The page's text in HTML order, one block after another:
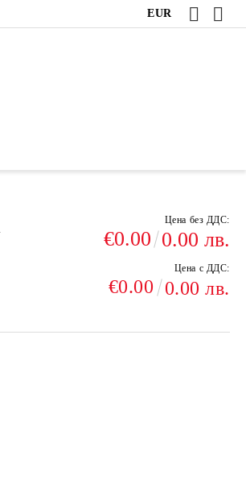
EUR
Цена без ДДС:
€0.00 0.00 лв.
Цена с ДДС:
€0.00 0.00 лв.